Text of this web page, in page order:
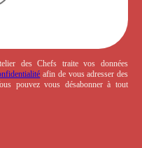
des Chefs traite vos données
afin de vous adresser des
pouvez vous désabonner à tout